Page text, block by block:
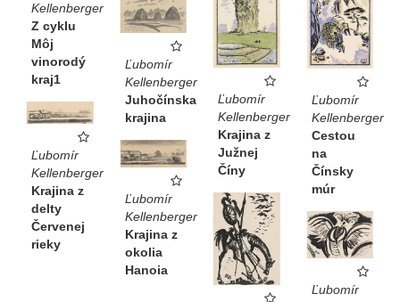
Kellenberger
Z cyklu
Môj
vinorodý
kraj1
Ľubomír
Kellenberger
Krajina z
Južnej
Číny
Ľubomír
Kellenberger
Cestou
na
Čínsky
múr
Ľubomír
Kellenberger
Juhočínska
krajina
Ľubomír
Kellenberger
Krajina z
delty
Červenej
rieky
Ľubomír
Kellenberger
Krajina z
okolia
Hanoia
Ľubomír